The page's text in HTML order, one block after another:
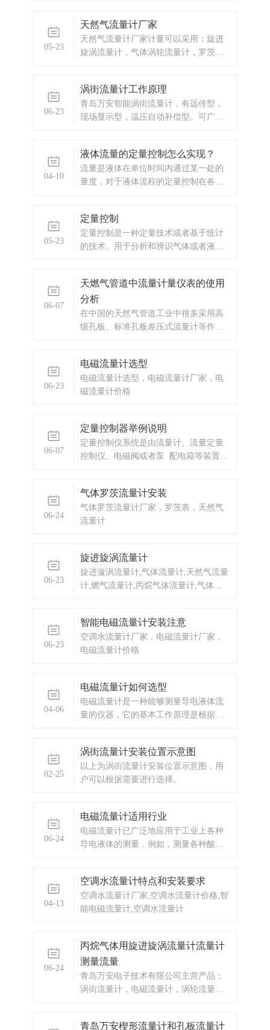
05-23
天然气流量计厂家
天然气流量计厂家计量可以采用：旋进
旋涡流量计，气体涡轮流量计，罗茨
概述WF-LWQ-C气体涡轮流量计是一种
新型的速度式仪表。它具有精度高，重
复性好，结构简单，耐高压，体积小，
温度，压力检测功能于一体，并能进行
温度，压力，压缩因子自动补偿。是石
油，化工，电力，工业锅炉等工业，行
站封闭管道低粘度气体的体积流量和总
量及燃气热计量的理想气体流量...
06-23
涡街流量计工作原理
青岛万安智能涡街流量计，有远传型，
现场显示型，温压自动补偿型。可广泛
04-10
液体流量的定量控制怎么实现？
流量是液体在单位时间内通过某一处的
量度，对于液体流程的定量控制在各种
05-23
定量控制
定量控制是一种定量技术或者基于统计
的技术。用于分析和辨识气体或者液体
的是运行过程中响应时间、吞吐量等指
标的变化。定量控制系统不仅可以计量
瞬时流量和累积总量，配合流量定量控
制系统使用还可以自动进行酒精加料、
和泵自动关闭。青岛万安HY系列流量定
量控制仪与流量传感器及控制流量通断
的执行机构（一般是电磁通断阀）一
06-07
天燃气管道中流量计量仪表的使用
分析
在中国的天然气管道工业中很多采用高
级孔板、标准孔板差压式流量计等作为
流量计行业的迅速发展，天然气管道的
计量仪表出现多样化的发展，气体罗茨
流量计成为各大厂商竞相追逐的结算仪
06-23
电磁流量计选型
电磁流量计选型，电磁流量计厂家，电
磁流量计价格
06-07
定量控制器举例说明
定量控制仪系统是由流量计、流量定量
控制仪、电磁阀或者泵 配电箱等装置组
定量配料的定量控制。
06-24
气体罗茨流量计安装
气体罗茨流量计厂家，罗茨表，天然气
流量计
06-23
旋进旋涡流量计
旋进漩涡流量计,气体流量计,天然气流量
计,燃气流量计,丙烷气体流量计,气体流
06-23
智能电磁流量计安装注意
空调水流量计厂家，电磁流量计厂家，
电磁流量计价格
04-06
电磁流量计如何选型
电磁流量计是一种能够测量导电液体流
量的仪器，它的基本工作原理是根据电
中运动会产生电动势，根据法拉第电磁
感应定律，电磁流量计产生的电信号与
液体的流速成正比，通过测量这个信号
02-25
涡街流量计安装位置示意图
以上为涡街流量计安装位置示意图，用
户可以根据需要进行选择。
06-24
电磁流量计适用行业
电磁流量计已广泛地应用于工业上各种
导电液体的测量．例如，测量各种酸、
等。 电磁流量计的优点 1、电
磁流量计是—种体积流量测量仪表，在
测量过程中，它不受被测介质的
04-13
空调水流量计特点和安装要求
空调水流量计厂家,空调水流量计价格,智
能电磁流量计,空调水流量计
06-24
丙烷气体用旋进旋涡流量计流量计
测量流量
青岛万安电子技术有限公司主营产品：
涡街流量计，电磁流量计，涡轮流量
青岛万安楔形流量计和孔板流量计